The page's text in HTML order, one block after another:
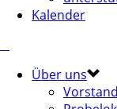
Kalender
Über uns
Vorstand